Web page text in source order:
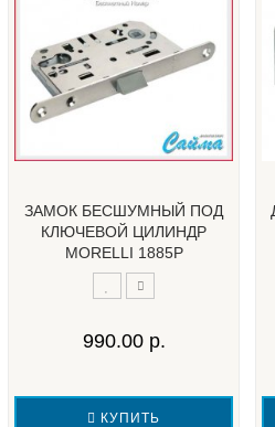
ЗАМОК БЕСШУМНЫЙ ПОД
КЛЮЧЕВОЙ ЦИЛИНДР
MORELLI 1885P
990.00 р.
КУПИТЬ